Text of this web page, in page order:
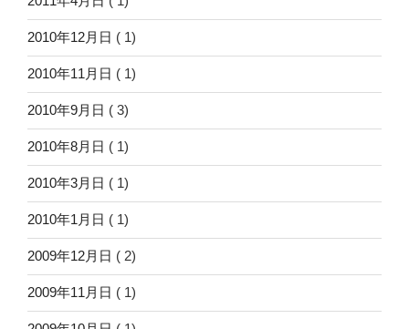
2010年12月日 ( 1)
2010年11月日 ( 1)
2010年9月日 ( 3)
2010年8月日 ( 1)
2010年3月日 ( 1)
2010年1月日 ( 1)
2009年12月日 ( 2)
2009年11月日 ( 1)